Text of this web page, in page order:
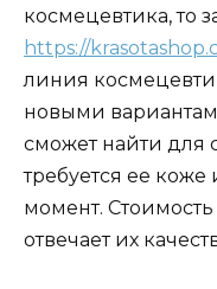
космецевтика, то
https://
линия
новыми
сможет найти для
требуется ее
момент.
отвечает их